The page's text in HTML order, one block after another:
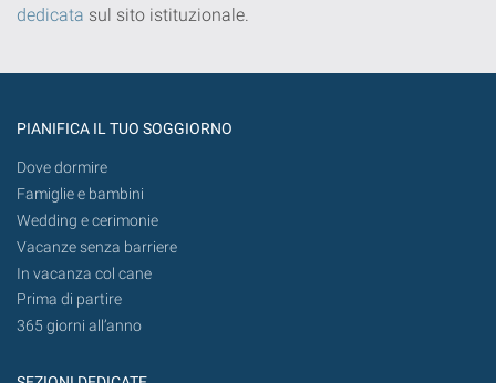
dedicata sul sito istituzionale.
PIANIFICA IL TUO SOGGIORNO
Dove dormire
Famiglie e bambini
Wedding e cerimonie
Vacanze senza barriere
In vacanza col cane
Prima di partire
365 giorni all’anno